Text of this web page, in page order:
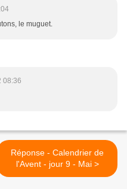
le muguet.
08:36
Réponse - Calendrier de
l'Avent - jour 9 - Mai >